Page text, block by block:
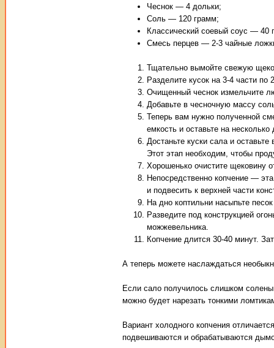
Чеснок — 4 дольки;
Соль — 120 грамм;
Классический соевый соус — 40
Смесь перцев — 2-3 чайные
Тщательно вымойте свежую
Разделите кусок на 3-4 части по
Очищенный чеснок измельчите
Добавьте в чесночную массу
Теперь вам нужно полученной
емкость и оставьте на
Достаньте куски сала и
Этот этап необходим, чтобы
Хорошенько очистите щековину
Непосредственно копчение —
и подвесить к верхней части
На дно коптильни насыпьте
Разведите под конструкцией
можжевельника.
Копчение длится 30-40 минут.
А теперь можете наслаждаться
Если сало получилось слишком
можно будет нарезать тонкими
Вариант холодного копчения
подвешиваются и обрабатываются